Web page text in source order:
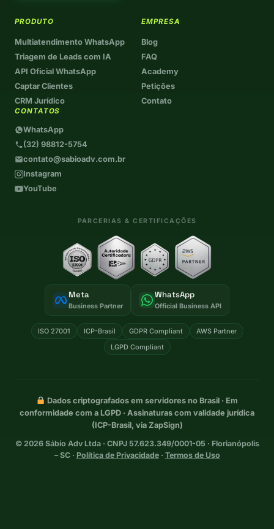
PARCERIAS & CERTIFICAÇÕES
Meta
Business Partner
WhatsApp
Official Business API
ISO 27001 ICP-Brasil GDPR Compliant
AWS Partner
LGPD Compliant
PRODUTO
Multiatendimento WhatsApp
Triagem de Leads com IA
API Oficial WhatsApp
Captar Clientes
CRM Jurídico
EMPRESA
Blog
FAQ
Academy
Petições
Contato
CONTATOS
WhatsApp
(32) 98812-5754
contato@sabioadv.com.br
Instagram
YouTube
Dados criptografados em servidores no Brasil · Em
conformidade com a LGPD · Assinaturas com validade jurídica
(ICP-Brasil, via ZapSign)
© 2026Sábio Adv Ltda · CNPJ 57.623.349/0001-05 · Florianópolis
– SC · Política de Privacidade· Termos de Uso